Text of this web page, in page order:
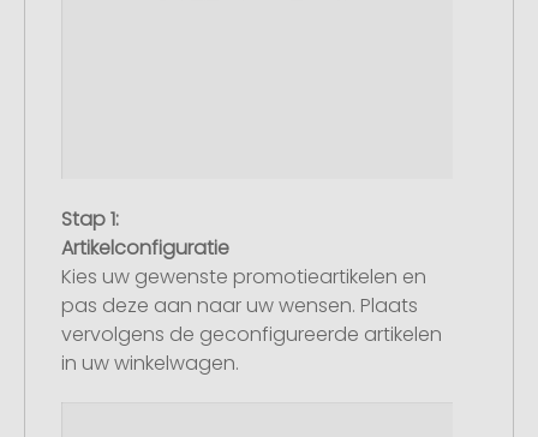
Stap 1:
Artikelconfiguratie
Kies uw gewenste promotieartikelen en
pas deze aan naar uw wensen. Plaats
vervolgens de geconfigureerde artikelen
in uw winkelwagen.